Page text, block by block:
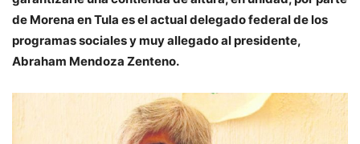
de Morena en Tula es el actual delegado federal de los
programas sociales y muy allegado al presidente,
Abraham Mendoza Zenteno.